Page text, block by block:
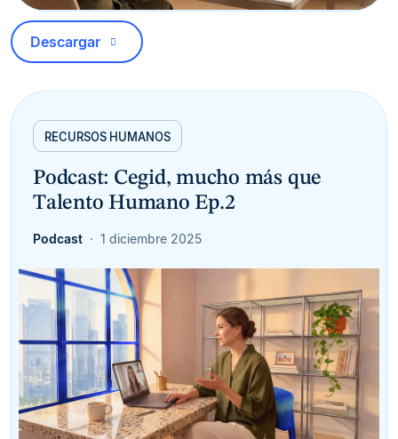
Descargar
RECURSOS HUMANOS
Podcast: Cegid, mucho más que
Talento Humano Ep.2
Podcast 1 diciembre 2025